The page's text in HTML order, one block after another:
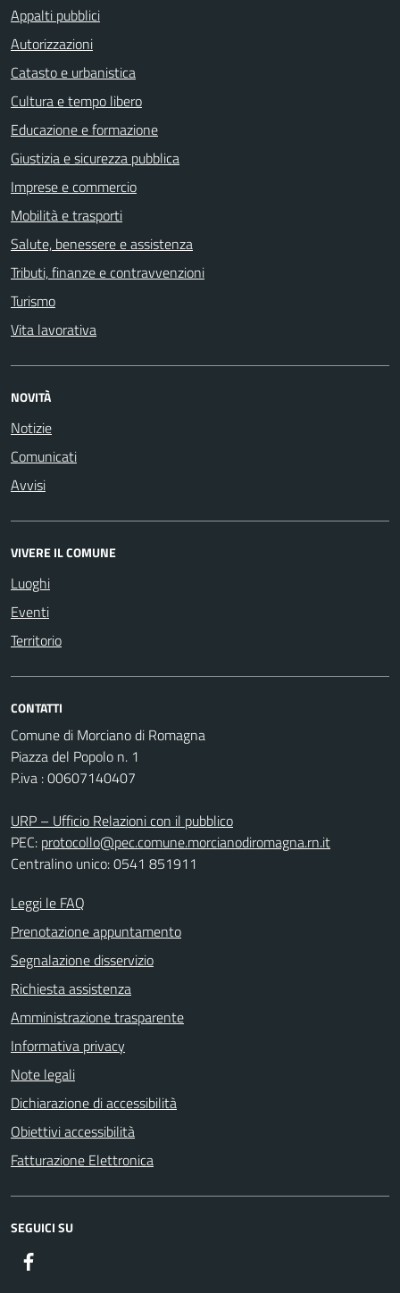
Appalti pubblici
Autorizzazioni
Catasto e urbanistica
Cultura e tempo libero
Educazione e formazione
Giustizia e sicurezza pubblica
Imprese e commercio
Mobilità e trasporti
Salute, benessere e assistenza
Tributi, finanze e contravvenzioni
Turismo
Vita lavorativa
NOVITÀ
Notizie
Comunicati
Avvisi
VIVERE IL COMUNE
Luoghi
Eventi
Territorio
CONTATTI
Comune di Morciano di Romagna
Piazza del Popolo n. 1
P.iva : 00607140407
URP – Ufficio Relazioni con il pubblico
PEC: protocollo@pec.comune.morcianodiromagna.rn.it
Centralino unico: 0541 851911
Leggi le FAQ
Prenotazione appuntamento
Segnalazione disservizio
Richiesta assistenza
Amministrazione trasparente
Informativa privacy
Note legali
Dichiarazione di accessibilità
Obiettivi accessibilità
Fatturazione Elettronica
SEGUICI SU